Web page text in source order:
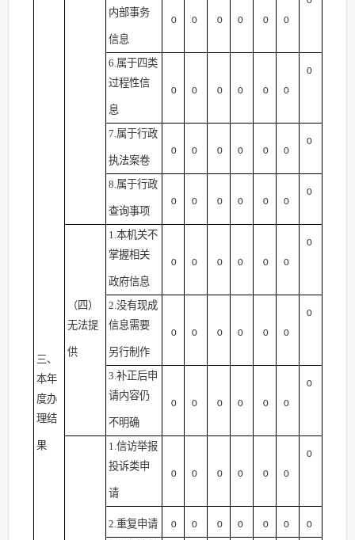
三、
本年
度办
理结
果
内部事务
信息
0 0 0 0 0 0
6.属于四类
过程性信
息
0 0 0 0 0 0
0
7.属于行政
执法案卷
0 0 0 0 0 0
0
8.属于行政
查询事项
0 0 0 0 0 0
0
（四）
无法提
供
1.本机关不
掌握相关
政府信息
0 0 0 0 0 0
0
2.没有现成
信息需要
另行制作
0 0 0 0 0 0
0
3.补正后申
请内容仍
不明确
0 0 0 0 0 0
0
1.信访举报
投诉类申
请
0 0 0 0 0 0
0
2.重复申请 0 0 0 0 0 0 0